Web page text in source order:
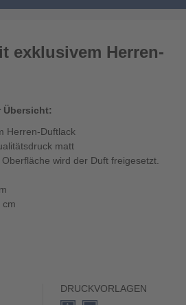
exklusivem Herren-
Übersicht:
Herren-Duftlack
matt
wird der Duft freigesetzt.
cm
DRUCKVORLAGEN